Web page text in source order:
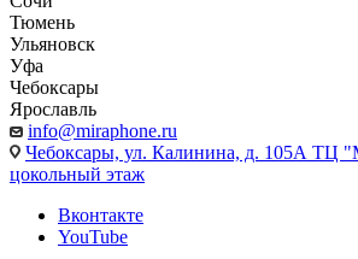
Тюмень
Ульяновск
Уфа
Чебоксары
Ярославль
info@miraphone.ru
Чебоксары, ул. Калинина, д. 105А
цокольный этаж
Вконтакте
YouTube